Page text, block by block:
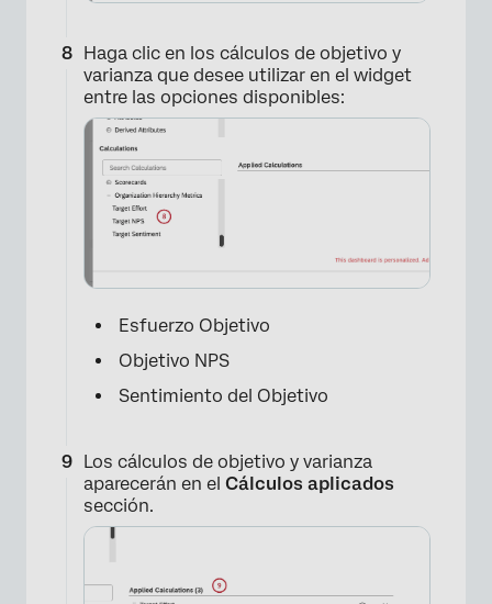
Haga clic en los cálculos de objetivo y
varianza que desee utilizar en el widget
entre las opciones disponibles:
Esfuerzo Objetivo
Objetivo NPS
Sentimiento del Objetivo
Los cálculos de objetivo y varianza
aparecerán en el Cálculos aplicados
sección.